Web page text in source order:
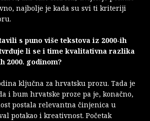
najbolje je kada su svi ti kriteriji
s puno više tekstova iz 2000-ih
li se i time kvalitativna razlika
2000. godinom?
ključna za hrvatsku prozu. Tada je
i bum hrvatske proze pa je, konačno,
postala relevantna činjenica u
potakao i kreativnost. Početak